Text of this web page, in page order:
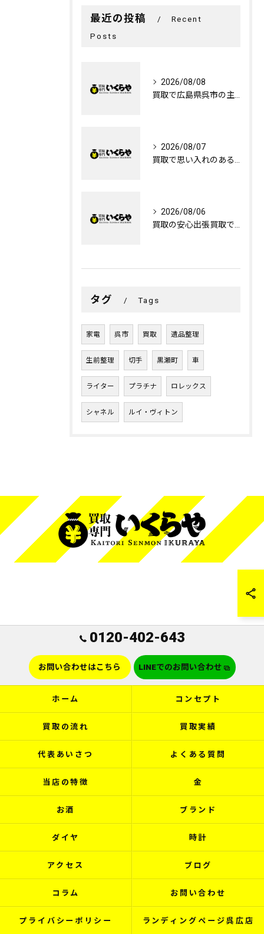
最近の投稿
Recent
Posts
2026/08/08
2026/08/07
2026/08/06
タグ Tags
家電 呉市 買取 遺品整理
生前整理 切手 黒瀬町 車
ライター プラチナ ロレックス
シャネル ルイ・ヴィトン
0120-402-643
お問い合わせはこちら LINEでのお問い合わせ
ホーム コンセプト
買取の流れ 買取実績
代表あいさつ よくある質問
当店の特徴 金
お酒 ブランド
ダイヤ 時計
アクセス ブログ
コラム お問い合わせ
プライバシーポリシー ランディングページ呉広店